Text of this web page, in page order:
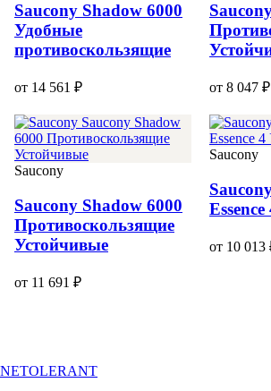
Saucony Shadow 6000
Удобные
противоскользящие
от 14 561 ₽ от 8 047 ₽
Saucony
Saucony Shadow 6000
Противоскользящие
Устойчивые
от 11 691 ₽
Saucony
от 10 013
NETOLERANT